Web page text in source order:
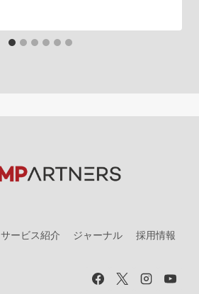
サービス紹介 ジャーナル 採用情報